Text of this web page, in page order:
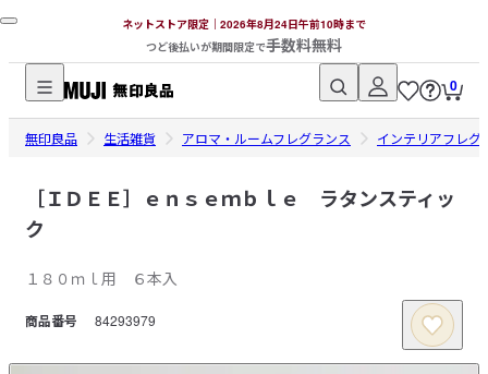
ネットストア限定｜2026年8月24日午前10時まで
つど後払いが期間限定で手数料無料
無
印
品
ト
ト
ア
0
無印良品 生活雑貨 アロマ・ルームフレグランス インテリアフレグ
［ＩＤＥＥ］ｅｎｓｅｍｂｌｅ ラタンスティッ
ク
１８０ｍｌ用 ６本入
商品番号 84293979